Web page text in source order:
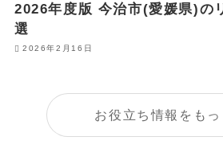
2026年度版 今治市(愛媛県)の
選
2026年2月16日
お役立ち情報をもっ